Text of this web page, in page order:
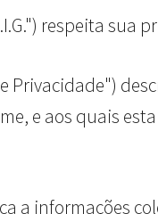
respeita
Privacidade")
e aos quais
a informações